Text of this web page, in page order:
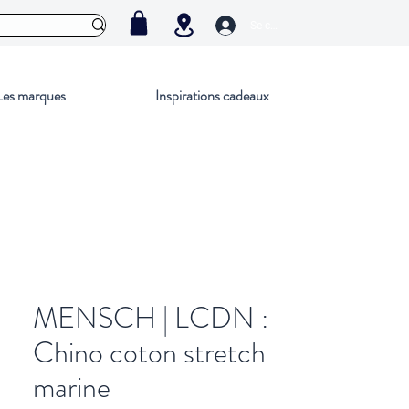
marques Inspirations cadeaux
MENSCH | LCDN :
Chino coton stretch
marine